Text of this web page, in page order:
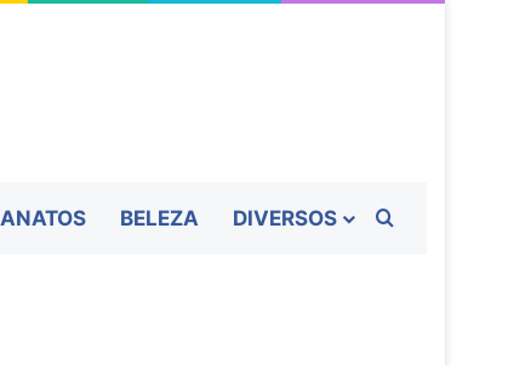
BELEZA DIVERSOS